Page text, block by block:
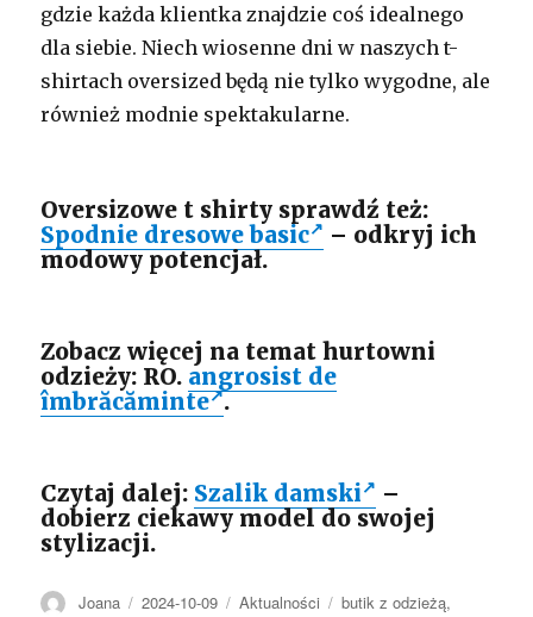
gdzie każda klientka znajdzie coś idealnego
dla siebie. Niech wiosenne dni w naszych t-
shirtach oversized będą nie tylko wygodne, ale
również modnie spektakularne.
Oversizowe t shirty sprawdź też:
Spodnie dresowe basic
– odkryj ich
modowy potencjał.
Zobacz więcej na temat hurtowni
odzieży: RO. angrosist de
îmbrăcăminte .
Czytaj dalej: Szalik damski
–
dobierz ciekawy model do swojej
stylizacji.
Autor
Joana Opublikowano
2024-10-09 Kategorie
Aktualności Tagi
butik z odzieżą,